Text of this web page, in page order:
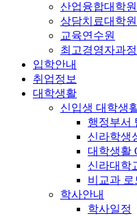
산업융합대학원
상담치료대학원
교육연수원
최고경영자과정
입학안내
취업정보
대학생활
신입생 대학생
행정부서
신라학생
대학생활
신라대학
비교과 로
학사안내
학사일정